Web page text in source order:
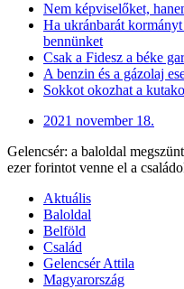
Nem képviselőket,
Ha ukránbarát
bennünket
Csak a Fidesz a béke
A benzin és a gázolaj
Sokkot okozhat a
2021 november 18.
Gelencsér: a baloldal
ezer forintot venne el a
Aktuális
Baloldal
Belföld
Család
Gelencsér Attila
Magyarország